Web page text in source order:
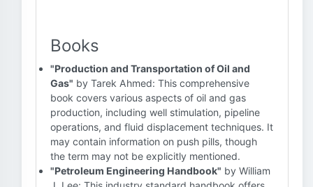
Books
"Production and Transportation of Oil and
Gas" by Tarek Ahmed: This comprehensive
book covers various aspects of oil and gas
production, including well stimulation, pipeline
operations, and fluid displacement techniques. It
may contain information on push pills, though
the term may not be explicitly mentioned.
"Petroleum Engineering Handbook" by William